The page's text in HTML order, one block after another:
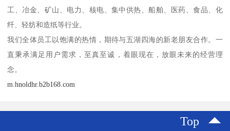
工、冶金、矿山、电力、核电、集中供热、船舶、医药、食品、化
纤、轻纺和造纸等行业。
我们全体员工以饱满的热情，期待与五湖四海的新老朋友合作。一
直秉承满足用户需求，至真至诚，着眼现在，放眼未来的经营理
念。
m.hnoldhr.b2b168.com
Top